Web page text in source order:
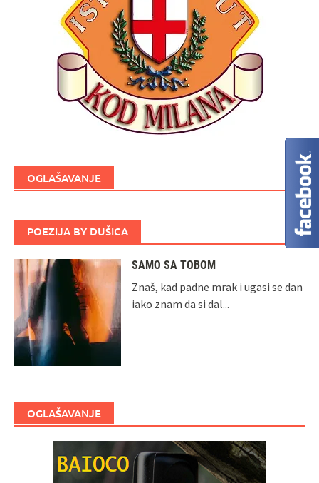
OGLAŠAVANJE
POEZIJA BY DUŠICA
SAMO SA TOBOM
Znaš, kad padne mrak i ugasi se dan
iako znam da si dal...
OGLAŠAVANJE